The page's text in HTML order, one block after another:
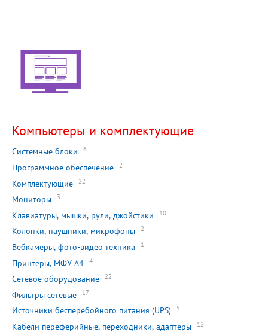
Компьютеры и комплектующие
Системные блоки 6
Программное обеспечение 2
Комплектующие 22
Мониторы 3
Клавиатуры, мышки, рули, джойстики 10
Колонки, наушники, микрофоны 2
Вебкамеры, фото-видео техника 1
Принтеры, МФУ А4 4
Сетевое оборудование 22
Фильтры сетевые 17
Источники бесперебойного питания (UPS) 5
Кабели переферийные, переходники, адаптеры 12